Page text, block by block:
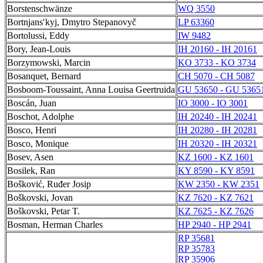
Borstenschwänze
WQ 3550
Bortnjansʹkyj, Dmytro Stepanovyč
LP 63360
Bortolussi, Eddy
IW 9482
Bory, Jean-Louis
IH 20160 - IH 20161
Borzymowski, Marcin
KO 3733 - KO 3734
Bosanquet, Bernard
CH 5070 - CH 5087
Bosboom-Toussaint, Anna Louisa Geertruida GU 53650 - GU
Boscán, Juan
IO 3000 - IO 3001
Boschot, Adolphe
IH 20240 - IH 20241
Bosco, Henri
IH 20280 - IH 20281
Bosco, Monique
IH 20320 - IH 20321
Bosev, Asen
KZ 1600 - KZ 1601
Bosilek, Ran
KY 8590 - KY 8591
Bošković, Ruđer Josip
KW 2350 - KW 2351
Boškovski, Jovan
KZ 7620 - KZ 7621
Boškovski, Petar T.
KZ 7625 - KZ 7626
Bosman, Herman Charles
HP 2940 - HP 2941
RP 35681
RP 35783
RP 35906